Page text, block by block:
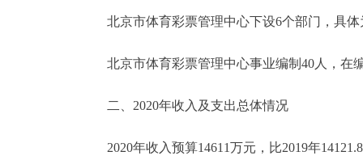
北京市体育彩票管理中心下设6个部门，具体
北京市体育彩票管理中心事业编制40人，在
二、2020年收入及支出总体情况
2020年收入预算14611万元，比2019年